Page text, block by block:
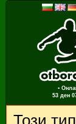
▪
53 ден
Този